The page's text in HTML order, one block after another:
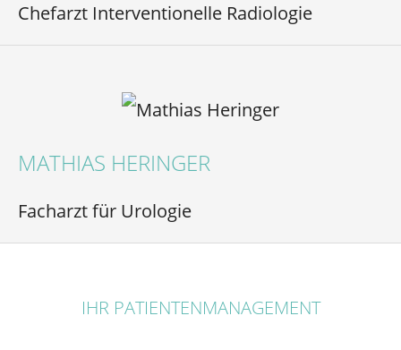
Chefarzt Interventionelle Radiologie
MATHIAS HERINGER
Facharzt für Urologie
IHR PATIENTENMANAGEMENT